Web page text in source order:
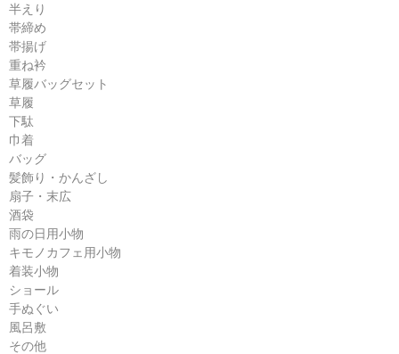
半えり
帯締め
帯揚げ
重ね衿
草履バッグセット
草履
下駄
巾着
バッグ
髪飾り・かんざし
扇子・末広
酒袋
雨の日用小物
キモノカフェ用小物
着装小物
ショール
手ぬぐい
風呂敷
その他